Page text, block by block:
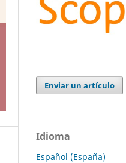
Enviar un artículo
Idioma
Español (España)